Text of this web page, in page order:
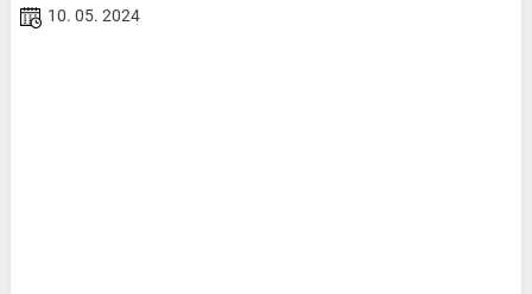
10. 05. 2024